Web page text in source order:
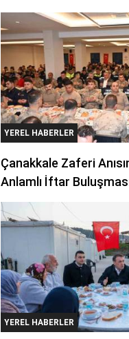
YEREL HABERLER
Çanakkale Zaferi
Anlamlı İftar
YEREL HABERLER